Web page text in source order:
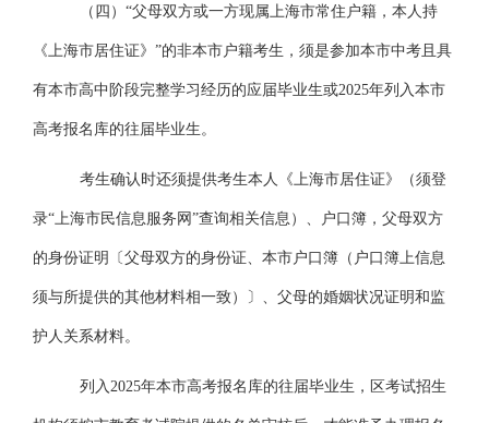
（四） “父母双方或一方现属上海市常住户籍，本人持
《上海市居住证》”的非本市户籍考生，须是参加本市中考且具
有本市高中阶段完整学习经历的应届毕业生或2025年列入本市
高考报名库的往届毕业生。
考生确认时还须提供考生本人《上海市居住证》（须登
录“上海市民信息服务网”查询相关信息）、户口簿，父母双方
的身份证明〔父母双方的身份证、本市户口簿（户口簿上信息
须与所提供的其他材料相一致）〕、父母的婚姻状况证明和监
护人关系材料。
列入2025年本市高考报名库的往届毕业生，区考试招生